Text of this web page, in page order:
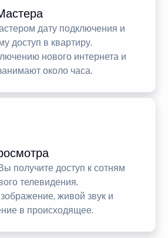
дату подключения и
доступ в квартиру.
нового интернета и
около часа.
получите доступ к сотням
телевидения.
живой звук и
в происходящее.